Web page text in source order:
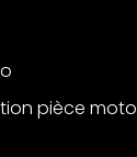
pièce moto